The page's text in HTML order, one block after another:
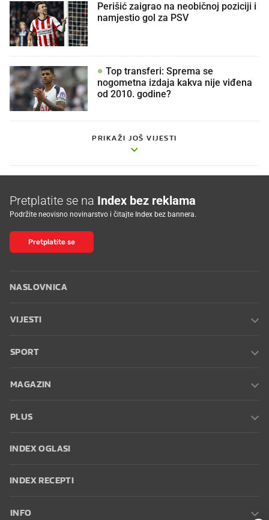
Perišić zaigrao na neobičnoj poziciji i
namjestio gol za PSV
Top transferi: Sprema se
nogometna izdaja kakva nije viđena
od 2010. godine?
PRIKAŽI JOŠ VIJESTI
Pretplatite se na Index bez reklama
Podržite neovisno novinarstvo i čitajte Index bez bannera.
Pretplatite se
NASLOVNICA
VIJESTI
SPORT
MAGAZIN
PLUS
INDEX OGLASI
INDEX RECEPTI
INFO